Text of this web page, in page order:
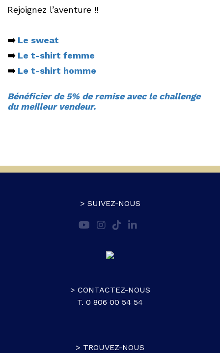
Rejoignez l’aventure !!
➡️ Le sweat
➡️ Le t-shirt femme
➡️ Le t-shirt homme
Bénéficier de 5% de remise avec le challenge
du meilleur vendeur.
> SUIVEZ-NOUS
> CONTACTEZ-NOUS
T. 0 806 00 54 54
> TROUVEZ-NOUS